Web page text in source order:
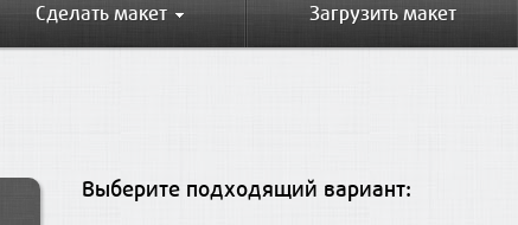
Сделать макет Загрузить макет
Выберите подходящий вариант: